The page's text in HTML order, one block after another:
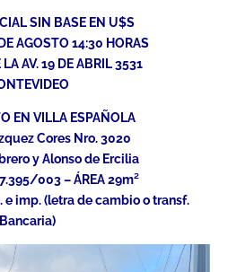
SIN BASE EN U$S
AGOSTO 14:30 HORAS
AV. 19 DE ABRIL 3531
EN VILLA ESPAÑOLA
Cores Nro. 3020
y Alonso de Ercilia
003 – ÁREA 29m²
e imp. (letra de cambio o transf.
Bancaria)